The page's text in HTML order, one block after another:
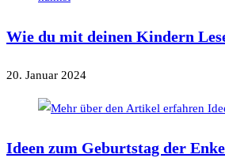
Wie du mit deinen Kindern
20. Januar 2024
Ideen zum Geburtstag der